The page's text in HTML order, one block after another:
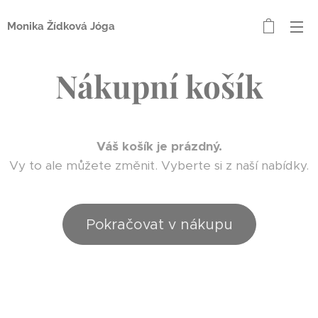
Monika Žídková Jóga
Nákupní košík
Váš košík je prázdný.
Vy to ale můžete změnit. Vyberte si z naší nabídky.
Pokračovat v nákupu